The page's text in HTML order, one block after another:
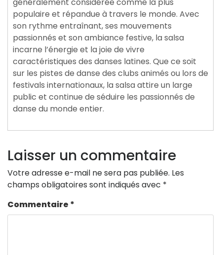
populaire et répandue à travers le monde. Avec
son rythme entraînant, ses mouvements
passionnés et son ambiance festive, la salsa
incarne l’énergie et la joie de vivre
caractéristiques des danses latines. Que ce soit
sur les pistes de danse des clubs animés ou lors de
festivals internationaux, la salsa attire un large
public et continue de séduire les passionnés de
danse du monde entier.
Laisser un commentaire
Votre adresse e-mail ne sera pas publiée. Les
champs obligatoires sont indiqués avec *
Commentaire *